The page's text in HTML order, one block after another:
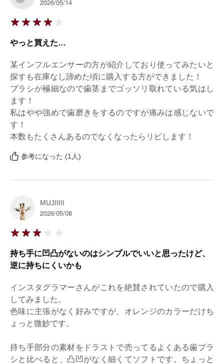
2026/05/14
やっと買えた…
某インフルエンサーの方が紹介しており使ってみたいと
探すも在庫なし諦めた頃に購入する方ができました！
ブラシが極細なので歯茎までゴッソリ取れている気はし
ます！
私はやや強めで歯磨きをするのですが痛みは感じないで
す！
本数もたくさんあるのでなくなったらリピします！
参考になった (1人)
MUJIIIII
2026/05/08
持ち手に凹凸がないのはシンプルでいいと思ったけど、
逆に持ちにくいかも
インスタグラマーさんがこれを絶賛されていたので購入
してみました。
色味に主張がなく好みですが、オレンジのカラーだけち
ょっと微妙です。
持ち手部分の素材をドラストで売ってるよくある歯ブラ
シと比べると、凸凹がなく細くてソフトです。ちょっと